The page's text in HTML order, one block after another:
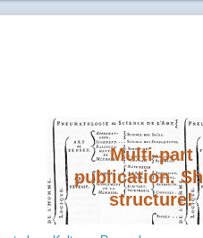
Multi-part
publication.
structure!